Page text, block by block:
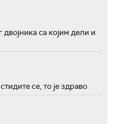
са којим дели и
се, то је здраво